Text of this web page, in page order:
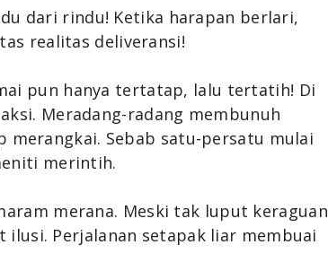
dari rindu! Ketika harapan berlari,
realitas deliveransi!
pun hanya tertatap, lalu tertatih! Di
Meradang-radang membunuh
merangkai. Sebab satu-persatu mulai
merintih.
merana. Meski tak luput keraguan
Perjalanan setapak liar membuai